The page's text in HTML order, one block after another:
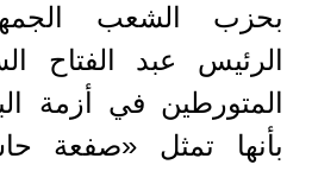
بحزب الشعب
الرئيس عبد الفتاح
المتورطين في أزمة
بأنها تمثل «صفعة